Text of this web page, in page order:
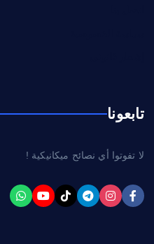
تابعونا
لا تفوتوا أي نصائح ميكانيكية !